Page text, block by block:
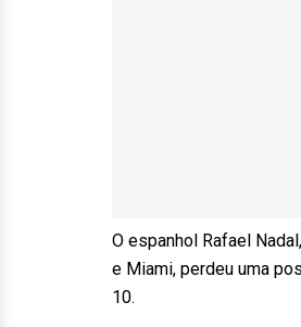
O espanhol Rafael
e Miami, perdeu uma
10.